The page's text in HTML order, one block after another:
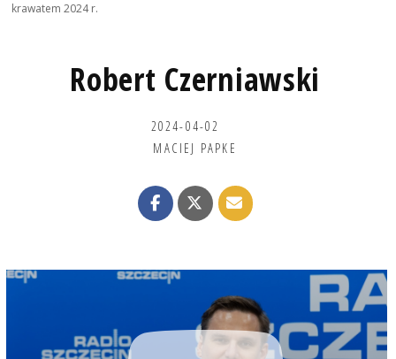
krawatem 2024 r.
Robert Czerniawski
2024-04-02
MACIEJ PAPKE